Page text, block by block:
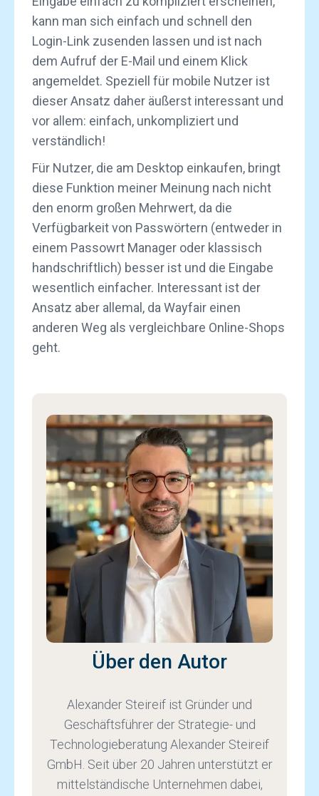
kann man sich einfach und schnell den
Login-Link zusenden lassen und ist nach
dem Aufruf der E-Mail und einem Klick
angemeldet. Speziell für mobile Nutzer ist
dieser Ansatz daher äußerst interessant und
vor allem: einfach, unkompliziert und
verständlich!
Für Nutzer, die am Desktop einkaufen, bringt
diese Funktion meiner Meinung nach nicht
den enorm großen Mehrwert, da die
Verfügbarkeit von Passwörtern (entweder in
einem Passowrt Manager oder klassisch
handschriftlich) besser ist und die Eingabe
wesentlich einfacher. Interessant ist der
Ansatz aber allemal, da Wayfair einen
anderen Weg als vergleichbare Online-Shops
geht.
Über den Autor
Alexander Steireif ist Gründer und
Geschäftsführer der Strategie- und
Technologieberatung Alexander Steireif
GmbH. Seit über 20 Jahren unterstützt er
mittelständische Unternehmen dabei,